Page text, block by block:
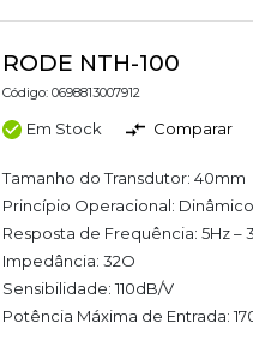
RODE NTH-100
Código: 0698813007912
Em Stock Comparar
Tamanho do Transdutor: 40mm
Princípio Operacional: Dinâmico
Resposta de Frequência: 5Hz –
Impedância: 32O
Sensibilidade: 110dB/V
Potência Máxima de Entrada: